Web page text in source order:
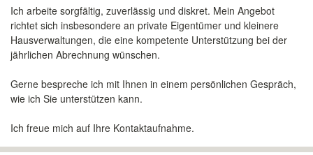
Ich arbeite sorgfältig, zuverlässig und diskret. Mein Angebot
richtet sich insbesondere an private Eigentümer und kleinere
Hausverwaltungen, die eine kompetente Unterstützung bei der
jährlichen Abrechnung wünschen.
Gerne bespreche ich mit Ihnen in einem persönlichen Gespräch,
wie ich Sie unterstützen kann.
Ich freue mich auf Ihre Kontaktaufnahme.